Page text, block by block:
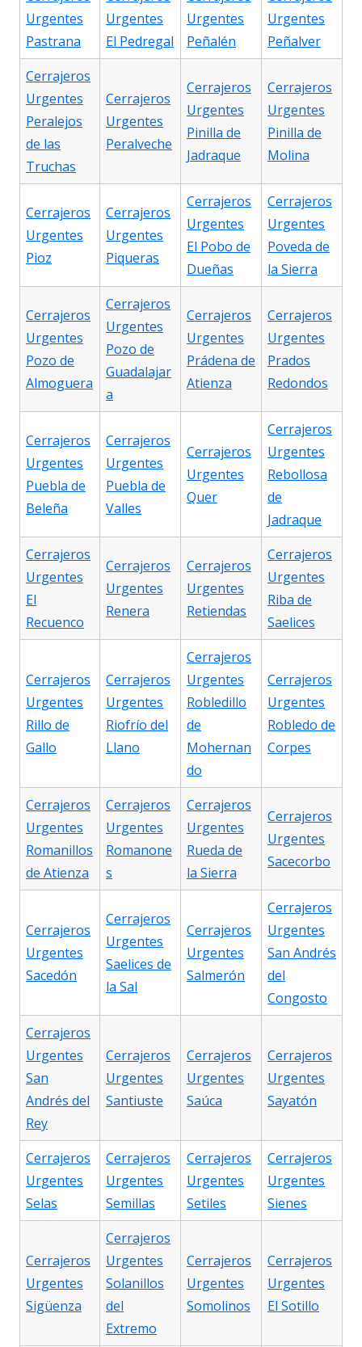
Urgentes
Pastrana
Urgentes
El Pedregal
Urgentes
Peñalén
Urgentes
Peñalver
Cerrajeros
Urgentes
Peralejos
de las
Truchas
Cerrajeros
Urgentes
Peralveche
Cerrajeros
Urgentes
Pinilla de
Jadraque
Cerrajeros
Urgentes
Pinilla de
Molina
Cerrajeros
Urgentes
Pioz
Cerrajeros
Urgentes
Piqueras
Cerrajeros
Urgentes
El Pobo de
Dueñas
Cerrajeros
Urgentes
Poveda de
la Sierra
Cerrajeros
Urgentes
Pozo de
Almoguera
Cerrajeros
Urgentes
Pozo de
Guadalajar
a
Cerrajeros
Urgentes
Prádena de
Atienza
Cerrajeros
Urgentes
Prados
Redondos
Cerrajeros
Urgentes
Puebla de
Beleña
Cerrajeros
Urgentes
Puebla de
Valles
Cerrajeros
Urgentes
Quer
Cerrajeros
Urgentes
Rebollosa
de
Jadraque
Cerrajeros
Urgentes
El
Recuenco
Cerrajeros
Urgentes
Renera
Cerrajeros
Urgentes
Retiendas
Cerrajeros
Urgentes
Riba de
Saelices
Cerrajeros
Urgentes
Rillo de
Gallo
Cerrajeros
Urgentes
Riofrío del
Llano
Cerrajeros
Urgentes
Robledillo
de
Mohernan
do
Cerrajeros
Urgentes
Robledo de
Corpes
Cerrajeros
Urgentes
Romanillos
de Atienza
Cerrajeros
Urgentes
Romanone
s
Cerrajeros
Urgentes
Rueda de
la Sierra
Cerrajeros
Urgentes
Sacecorbo
Cerrajeros
Urgentes
Sacedón
Cerrajeros
Urgentes
Saelices de
la Sal
Cerrajeros
Urgentes
Salmerón
Cerrajeros
Urgentes
San Andrés
del
Congosto
Cerrajeros
Urgentes
San
Andrés del
Rey
Cerrajeros
Urgentes
Santiuste
Cerrajeros
Urgentes
Saúca
Cerrajeros
Urgentes
Sayatón
Cerrajeros
Urgentes
Selas
Cerrajeros
Urgentes
Semillas
Cerrajeros
Urgentes
Setiles
Cerrajeros
Urgentes
Sienes
Cerrajeros
Urgentes
Sigüenza
Cerrajeros
Urgentes
Solanillos
del
Extremo
Cerrajeros
Urgentes
Somolinos
Cerrajeros
Urgentes
El Sotillo